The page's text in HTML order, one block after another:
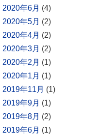
2020年6月 (4)
2020年5月 (2)
2020年4月 (2)
2020年3月 (2)
2020年2月 (1)
2020年1月 (1)
2019年11月 (1)
2019年9月 (1)
2019年8月 (2)
2019年6月 (1)